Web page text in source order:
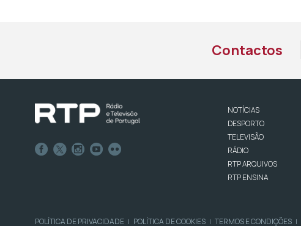
Contactos
NOTÍCIAS
DESPORTO
TELEVISÃO
RÁDIO
RTP ARQUIVOS
RTP ENSINA
POLÍTICA DE PRIVACIDADE | POLÍTICA DE COOKIES | TERMOS E CONDIÇÕES |